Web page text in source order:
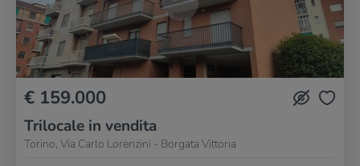
€ 159.000
Trilocale in vendita
Torino, Via Carlo Lorenzini - Borgata Vittoria